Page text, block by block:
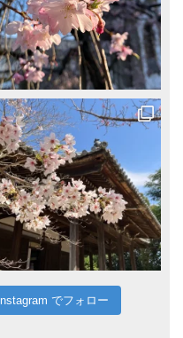
Instagram でフォロー